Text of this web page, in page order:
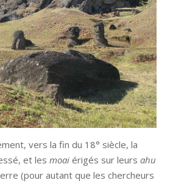
vers la fin du 18° siècle, la
et les moaiérigés sur leurs ahu
(pour autant que les chercheurs